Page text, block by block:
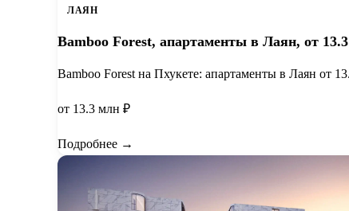
ЛАЯН
Bamboo Forest, апартаменты в Лаян, от
Bamboo Forest на Пхукете: апартаменты в Лаян от
от 13.3 млн ₽
Подробнее →